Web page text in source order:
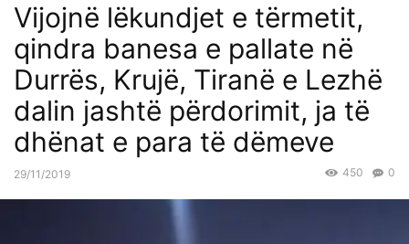
Vijojnë lëkundjet e tërmetit,
qindra banesa e pallate në
Durrës, Krujë, Tiranë e Lezhë
dalin jashtë përdorimit, ja të
dhënat e para të dëmeve
29/11/2019 0
450